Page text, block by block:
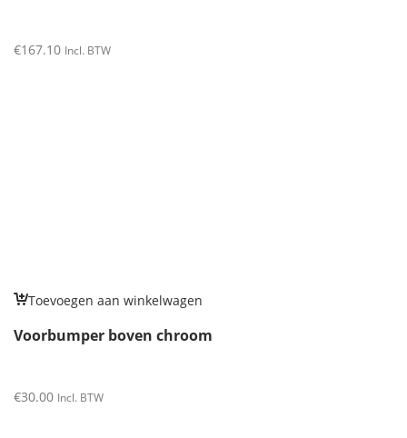
€167.10 Incl. BTW
Toevoegen aan winkelwagen
Voorbumper boven chroom
€30.00 Incl. BTW